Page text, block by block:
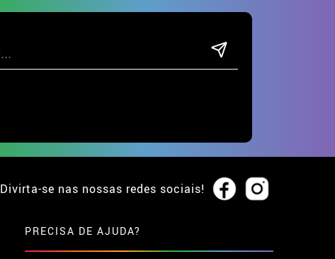
Divirta-se nas nossas redes sociais!
PRECISA DE AJUDA?